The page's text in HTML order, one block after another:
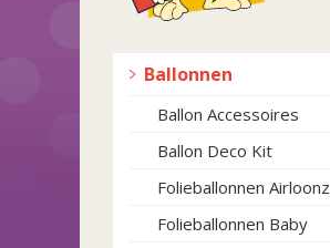
Ballonnen
Ballon Accessoires
Ballon Deco Kit
Folieballonnen Airloonz
Folieballonnen Baby